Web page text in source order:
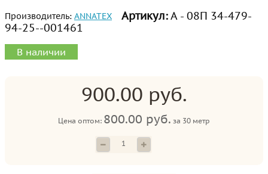
Производитель: ANNATEX Артикул:А - 08П 34-479-
94-25--001461
В наличии
900.00 руб.
Цена оптом: 800.00 руб. за 30 метр